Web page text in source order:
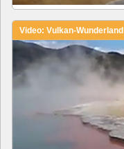
Video: Vulkan-Wunderland